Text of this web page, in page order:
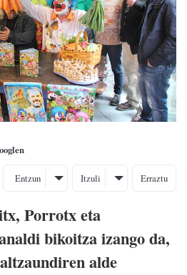
Entzun Itzuli Erraztu
Porrotx eta
bikoitza izango da,
alde